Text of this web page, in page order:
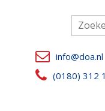
info@doa.nl
(0180) 312